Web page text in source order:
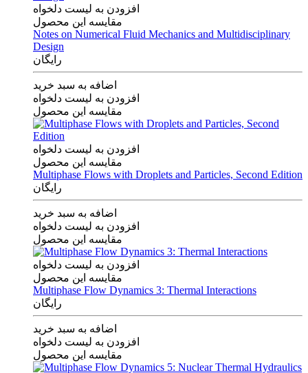
افزودن به لیست دلخواه
مقایسه این محصول
Notes on Numerical Fluid Mechanics and Multidisciplinary
Design
رایگان
اضافه به سبد خرید
افزودن به لیست دلخواه
مقایسه این محصول
افزودن به لیست دلخواه
مقایسه این محصول
Multiphase Flows with Droplets and Particles, Second Edition
رایگان
اضافه به سبد خرید
افزودن به لیست دلخواه
مقایسه این محصول
افزودن به لیست دلخواه
مقایسه این محصول
Multiphase Flow Dynamics 3: Thermal Interactions
رایگان
اضافه به سبد خرید
افزودن به لیست دلخواه
مقایسه این محصول